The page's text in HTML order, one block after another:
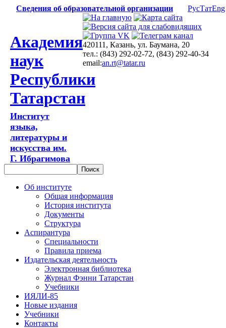
Сведения об образовательной организации РусТатEng
Академия
наук
Республики
Татарстан
Институт
языка,
литературы и
искусства им.
Г. Ибрагимова
420111, Казань, ул. Баумана, 20
тел.: (843) 292-02-72, (843) 292-40-34
email:an.rt@tatar.ru
Об институте
Общая информация
История института
Документы
Структура
Аспирантура
Специальности
Правила приема
Издательская деятельность
Электронная библиотека
Журнал Фэнни Татарстан
Учебники
ИЯЛИ-85
Новые издания
Учебники
Контакты